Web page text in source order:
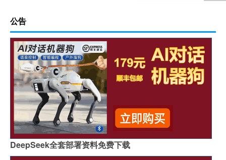
公告
DeepSeek全套部署资料免费下载